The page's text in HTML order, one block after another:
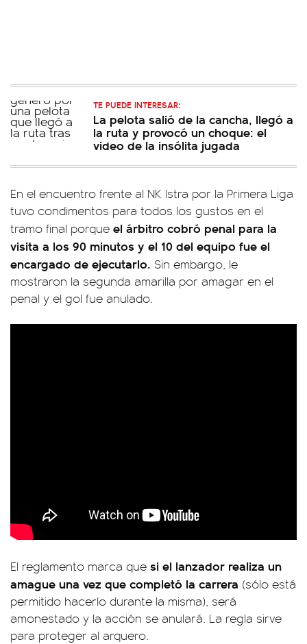
TE PUEDE INTERESAR:
La pelota salió de la cancha, llegó a
la ruta y provocó un choque: el
video de la insólita jugada
En el encuentro frente al NK Istra por la Primera Liga
tuvo condimentos para todos los gustos en el
tramo final porque el árbitro cobró penal para la
visita a los 90 minutos y el 10 del equipo fue el
encargado de ejecutarlo. Sin embargo, le
mostraron la segunda amarilla por amagar en el
penal y el gol fue anulado.
El reglamento marca que si el lanzador realiza un
amague una vez que completó la carrera (sólo está
permitido hacerlo durante la misma), será
amonestado y la acción se anulará. La regla sirve
para proteger al arquero.